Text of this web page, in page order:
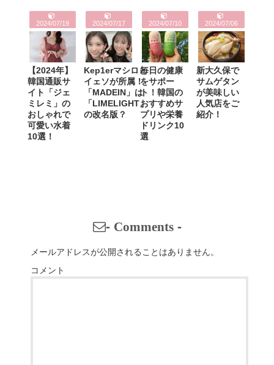
2024/07/19
【2024年】
韓国通販サ
イト「ジェ
ミレミ」の
おしゃれで
可愛い水着
10選！
2024/07/17
Kep1erマシロと
イェソが所属！
「MADEIN」は
「LIMELIGHT」
の改名版？
2024/07/10
毎日の健康
をサポー
ト！韓国の
おすすめサ
プリや栄養
ドリンク10
選
2024/07/06
新大久保で
サムゲタン
が美味しい
人気店をご
紹介！
- Comments-
メールアドレスが公開されることはありません。
コメント